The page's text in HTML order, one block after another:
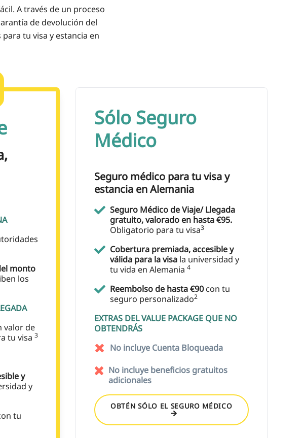
A través de un proceso
de devolución del
tu visa y estancia en
monto
los
valor de
tu visa 3
y
y
tu
Sólo Seguro
Médico
Seguro médico para tu visa y
estancia en Alemania
Seguro Médico de Viaje/ Llegada
gratuito, valorado en hasta €95.
Obligatorio para tu visa3
Cobertura premiada, accesible y
válida para la visa la universidad y
tu vida en Alemania 4
Reembolso de hasta €90 con tu
seguro personalizado2
EXTRAS DEL VALUE PACKAGE QUE NO
OBTENDRÁS
No incluye Cuenta Bloqueada
No incluye beneficios gratuitos
adicionales
OBTÉN SÓLO EL SEGURO MÉDICO